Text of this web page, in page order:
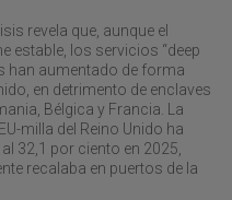
revela que, aunque el
estable, los servicios “deep
han aumentado de forma
en detrimento de enclaves
Bélgica y Francia. La
milla del Reino Unido ha
32,1 por ciento en 2025,
recalaba en puertos de la